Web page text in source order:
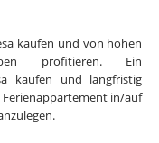
kaufen und von hohen
profitieren. Ein
kaufen und langfristig
in/auf